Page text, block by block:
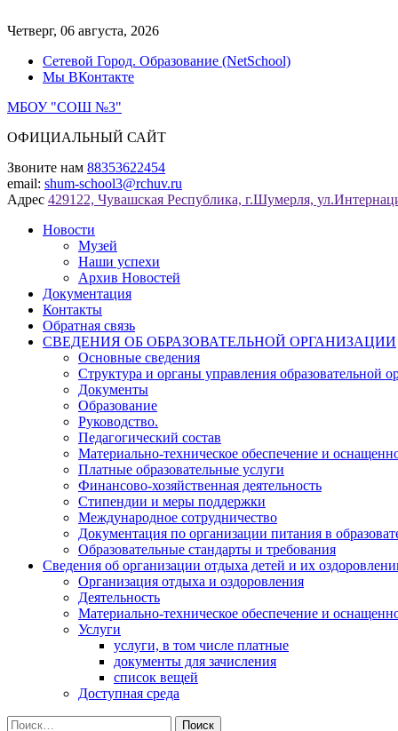
к
Четверг, 06 августа, 2026
Сетевой Город. Образование (NetSchool)
Мы ВКонтакте
МБОУ "СОШ №3"
ОФИЦИАЛЬНЫЙ САЙТ
Звоните нам 88353622454
email: shum-school3@rchuv.ru
Адрес 429122, Чувашская Республика, г.Шумерля,
Новости
Музей
Наши успехи
Архив Новостей
Документация
Контакты
Обратная связь
СВЕДЕНИЯ ОБ ОБРАЗОВАТЕЛЬНОЙ ОРГАНИЗАЦИИ
Основные сведения
Структура и органы управления образовательной
Документы
Образование
Руководство.
Педагогический состав
Материально-техническое обеспечение и
Платные образовательные услуги
Финансово-хозяйственная деятельность
Стипендии и меры поддержки
Международное сотрудничество
Документация по организации питания в
Образовательные стандарты и требования
Сведения об организации отдыха детей и их
Организация отдыха и оздоровления
Деятельность
Материально-техническое обеспечение и
Услуги
услуги, в том числе платные
документы для зачисления
список вещей
Доступная среда
Найти: